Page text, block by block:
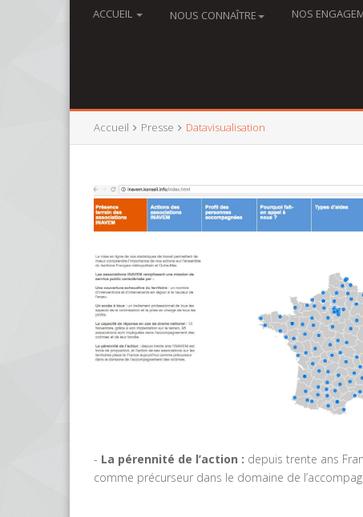
ACCUEIL NOUS CONNAÎTRE NOS
Accueil Presse Datavisualisation
- La pérennité de l’action : depuis trente ans
comme précurseur dans le domaine de